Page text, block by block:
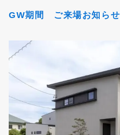
GW期間 ご来場お知らせ